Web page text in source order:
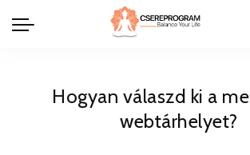
Hogyan válaszd ki a
webtárhelyet?